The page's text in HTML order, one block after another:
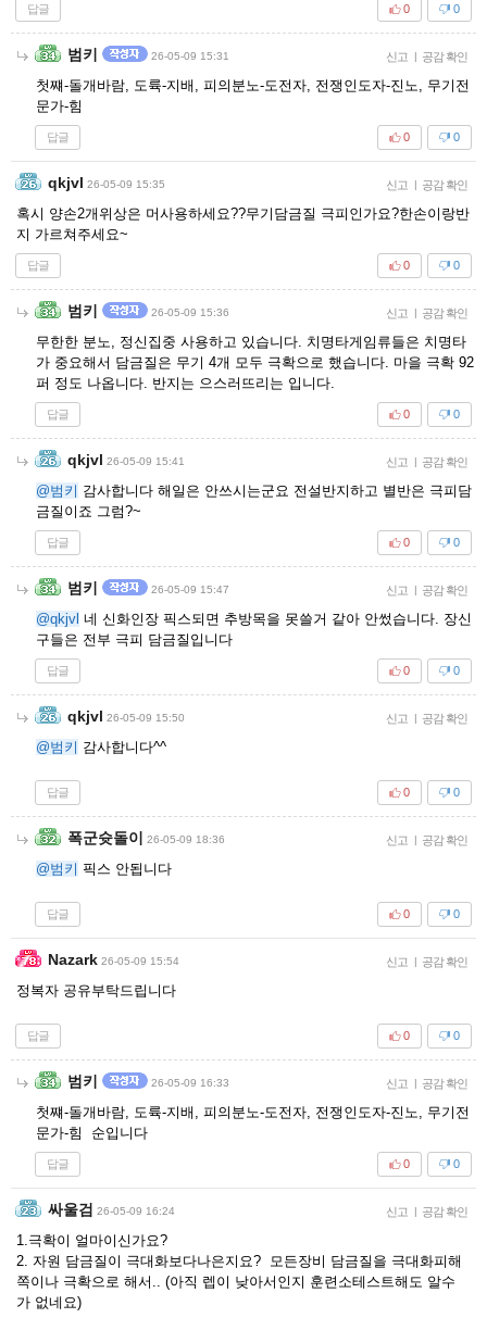
답글 0
0
범키 26-05-09 15:31 신고 | 공감 확인
첫쨰-돌개바람, 도륙-지배, 피의분노-도전자, 전쟁인도자-진노, 무기전
문가-힘
답글 0
0
qkjvl 26-05-09 15:35 신고 | 공감 확인
혹시 양손2개위상은 머사용하세요??무기담금질 극피인가요?한손이랑반
지 가르쳐주세요~
답글 0
0
범키 26-05-09 15:36 신고 | 공감 확인
무한한 분노, 정신집중 사용하고 있습니다. 치명타게임류들은 치명타
가 중요해서 담금질은 무기 4개 모두 극확으로 했습니다. 마을 극확 92
퍼 정도 나옵니다. 반지는 으스러뜨리는 입니다.
답글 0
0
qkjvl 26-05-09 15:41 신고 | 공감 확인
@범키 감사합니다 해일은 안쓰시는군요 전설반지하고 별반은 극피담
금질이죠 그럼?~
답글 0
0
범키 26-05-09 15:47 신고 | 공감 확인
@qkjvl 네 신화인장 픽스되면 추방목을 못쓸거 같아 안썼습니다. 장신
구들은 전부 극피 담금질입니다
답글 0
0
qkjvl 26-05-09 15:50 신고 | 공감 확인
@범키 감사합니다^^
답글 0
0
폭군슛돌이 26-05-09 18:36 신고 | 공감 확인
@범키 픽스 안됩니다
답글 0
0
Nazark 26-05-09 15:54 신고 | 공감 확인
정복자 공유부탁드립니다
답글 0
0
범키 26-05-09 16:33 신고 | 공감 확인
첫쨰-돌개바람, 도륙-지배, 피의분노-도전자, 전쟁인도자-진노, 무기전
문가-힘 순입니다
답글 0
0
싸울검 26-05-09 16:24 신고 | 공감 확인
1.극확이 얼마이신가요?
2. 자원 담금질이 극대화보다나은지요? 모든장비 담금질을 극대화피해
쪽이나 극확으로 해서.. (아직 렙이 낮아서인지 훈련소테스트해도 알수
가 없네요)